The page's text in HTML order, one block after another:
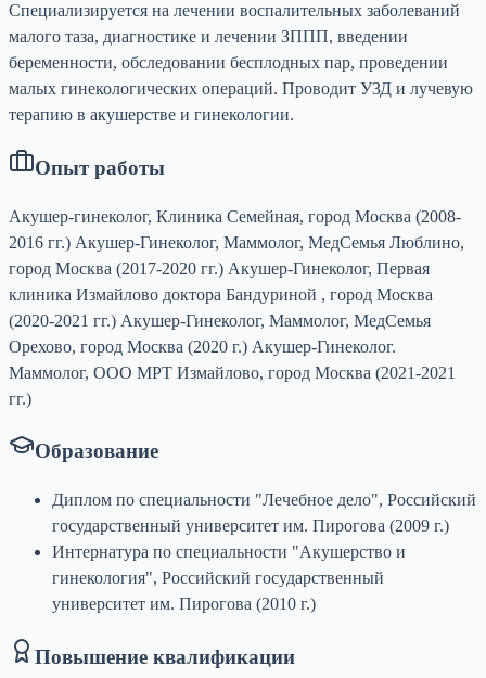
Специализируется на лечении воспалительных заболеваний
малого таза, диагностике и лечении ЗППП, введении
беременности, обследовании бесплодных пар, проведении
малых гинекологических операций. Проводит УЗД и лучевую
терапию в акушерстве и гинекологии.
Опыт работы
Акушер-гинеколог, Клиника Семейная, город Москва (2008-
2016 гг.) Акушер-Гинеколог, Маммолог, МедСемья Люблино,
город Москва (2017-2020 гг.) Акушер-Гинеколог, Первая
клиника Измайлово доктора Бандуриной , город Москва
(2020-2021 гг.) Акушер-Гинеколог, Маммолог, МедСемья
Орехово, город Москва (2020 г.) Акушер-Гинеколог.
Маммолог, ООО МРТ Измайлово, город Москва (2021-2021
гг.)
Образование
Диплом по специальности "Лечебное дело", Российский
государственный университет им. Пирогова (2009 г.)
Интернатура по специальности "Акушерство и
гинекология", Российский государственный
университет им. Пирогова (2010 г.)
Повышение квалификации